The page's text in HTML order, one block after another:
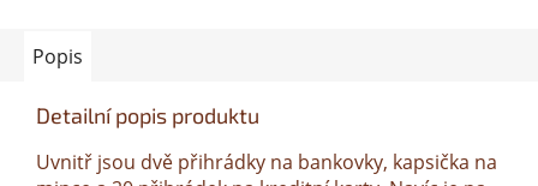
Popis
Detailní popis produktu
Uvnitř jsou dvě přihrádky na bankovky, kapsička na